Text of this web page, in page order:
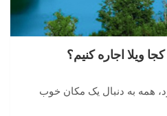
ویلا اجاره کنیم؟
همه به دنبال یک مکان خوب